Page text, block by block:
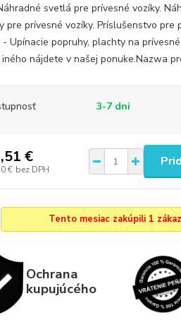
svetlá pre prívesné vozíky.
pre prívesné vozíky. Príslušenstvo pre
Upínacie popruhy, plachty na
nájdete v našej ponuke.Nazwa
3-7 dni
€
€ bez DPH
Tento mesiac zakúpili 1
Ochrana
kupujúcého